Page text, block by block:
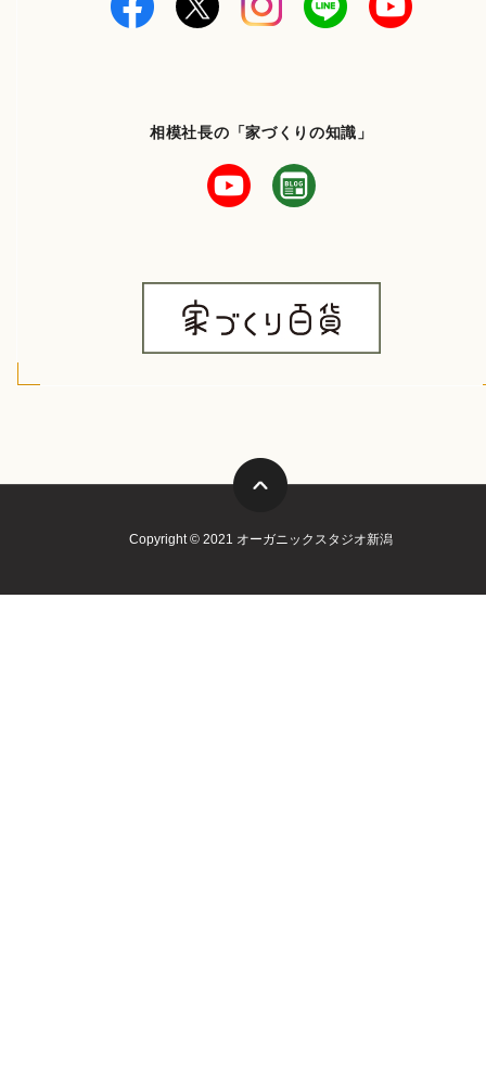
相模社長の「家づくりの知識」
Copyright © 2021 オーガニックスタジオ新潟